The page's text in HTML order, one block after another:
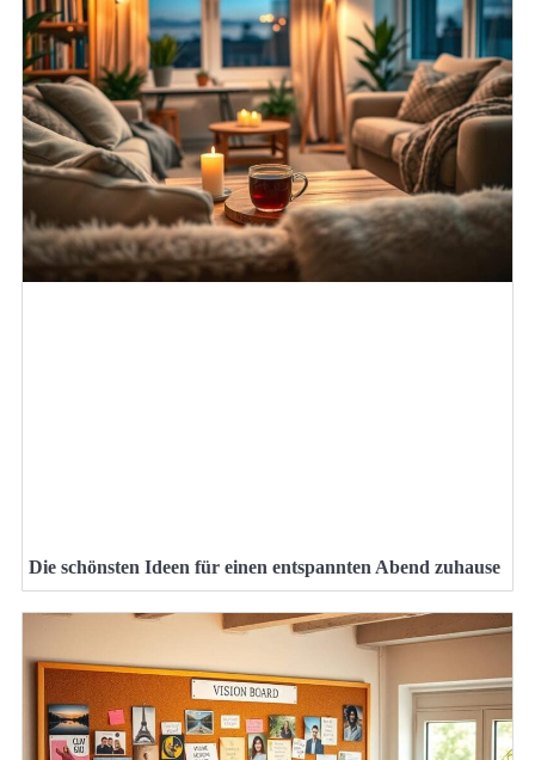
Die schönsten Ideen für einen entspannten Abend zuhause